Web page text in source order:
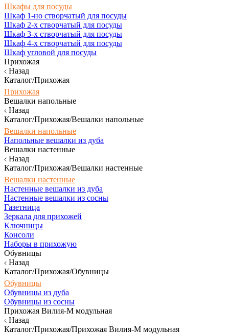
Шкафы для посуды
Шкаф 1-но створчатый для посуды
Шкаф 2-х створчатый для посуды
Шкаф 3-х створчатый для посуды
Шкаф 4-х створчатый для посуды
Шкаф угловой для посуды
Прихожая
Назад
Каталог/Прихожая
Прихожая
Вешалки напольные
Назад
Каталог/Прихожая/Вешалки напольные
Вешалки напольные
Напольные вешалки из дуба
Вешалки настенные
Назад
Каталог/Прихожая/Вешалки настенные
Вешалки настенные
Настенные вешалки из дуба
Настенные вешалки из сосны
Газетница
Зеркала для прихожей
Ключницы
Консоли
Наборы в прихожую
Обувницы
Назад
Каталог/Прихожая/Обувницы
Обувницы
Обувницы из дуба
Обувницы из сосны
Прихожая Вилия-М модульная
Назад
Каталог/Прихожая/Прихожая Вилия-М модульная